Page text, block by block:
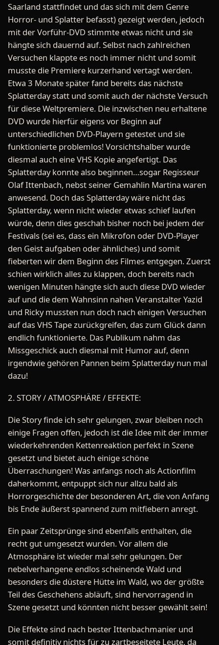
Saarland stattfindet und das sich mit dem Genre
Horror- und Splatter befasst) gezeigt werden, jedoch
mit der Vorführ-DVD stimmte etwas nicht und sie
hängte sich dauernd auf. Selbst nach zahlreichen
Versuchen klappte es noch immer nicht und somit
musste die Premiere kurzerhand vertagt werden.
Etwa 3 Monate später fand bereits das nächste
Splatterday statt und somit auch der nächste Versuch
für diese Weltpremiere. Die inzwischen neu erhaltene
DVD wurde hierfür eigens vor Beginn auf
unterschiedlichen DVD-Playern getestet und sie
funktionierte problemlos! Vorsichtshalber wurde
diesmal auch eine VHS Kopie angefertigt. Das
Splatterday konnte also beginnen…sogar Regisseur
Olaf Ittenbach, nebst seiner Gemahlin Martina waren
anwesend. Doch das Splatterday wäre nicht das
Splatterday, wenn nicht wieder etwas schief laufen
würde, denn dies geschah bisher noch bei jedem der
Festivals (sei es, dass ein Mikrofon oder DVD-Player
den Geist aufgaben oder ähnliches) und somit
fieberten wir dem Beginn des Filmes entgegen. Zuerst
schien wirklich alles zu klappen, doch bereits nach
wenigen Minuten hängte sich auch diese DVD wieder
auf und die dem Wahnsinn nahen Veranstalter Yazid
und Ricky mussten nun doch nach einigen Versuchen
auf das VHS Tape zurückgreifen, das zum Glück dann
endlich funktionierte. Das Publikum nahm das
Missgeschick auch diesmal mit Humor auf, denn
irgendwie gehören Pannen beim Splatterday nun mal
dazu!
2. STORY / ATMOSPHÄRE / EFFEKTE:
Die Story finde ich sehr gelungen, zwar bleiben noch
einige Fragen offen, jedoch ist die Idee mit der immer
wiederkehrenden Kettenreaktion perfekt in Szene
gesetzt und bietet auch einige schöne
Überraschungen! Was anfangs noch als Actionfilm
daherkommt, entpuppt sich nur allzu bald als
Horrorgeschichte der besonderen Art, die von Anfang
bis Ende äußerst spannend zum mitfiebern anregt.
Ein paar Zeitsprünge sind ebenfalls enthalten, die
recht gut umgesetzt wurden. Vor allem die
Atmosphäre ist wieder mal sehr gelungen. Der
nebelverhangene endlos scheinende Wald und
besonders die düstere Hütte im Wald, wo der größte
Teil des Geschehens abläuft, sind hervorragend in
Szene gesetzt und könnten nicht besser gewählt sein!
Die Effekte sind nach bester Ittenbachmanier und
somit definitiv nichts für zu zartbeseitete Leute, da